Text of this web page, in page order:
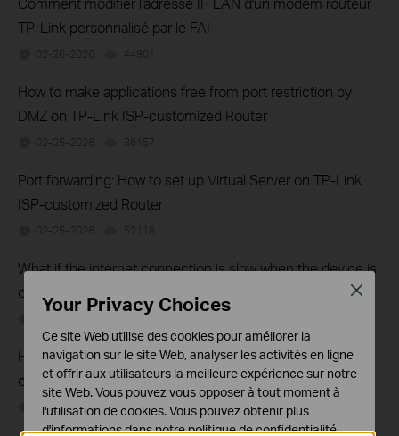
TP-Link personnalisé par le FAI
02-26-2026 44901
How to make applications free from port restriction by
DMZ on TP-Link ISP-customized Router
02-25-2026 36157
Port forwarding: How to set up Virtual Server on TP-Link
ISP-customized Router
02-25-2026 52118
What if the internet connection is slow when the device is
connected to the TP-Link ISP-customized devices?
36893
How to set up an IPv6 connection on TP-Link ISP-
customized devices
02-14-2026 39300views
Your Privacy Choices
Ce site Web utilise des cookies pour améliorer la
navigation sur le site Web, analyser les activités en ligne
et offrir aux utilisateurs la meilleure expérience sur notre
site Web. Vous pouvez vous opposer à tout moment à
l'utilisation de cookies. Vous pouvez obtenir plus
d'informations dans notrepolitique de confidentialité.
Close